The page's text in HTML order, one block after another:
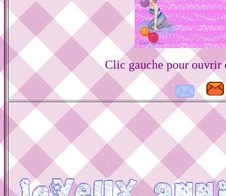
Clic gauche pour ouvrir